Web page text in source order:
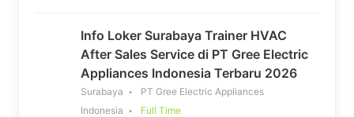
Info Loker Surabaya Trainer HVAC
After Sales Service di PT Gree Electric
Appliances Indonesia Terbaru 2026
Surabaya
PT Gree Electric Appliances
Indonesia
Full Time